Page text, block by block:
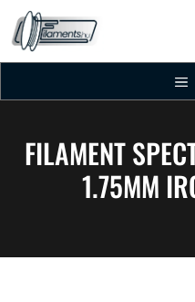
FILAMENT
1.75MM